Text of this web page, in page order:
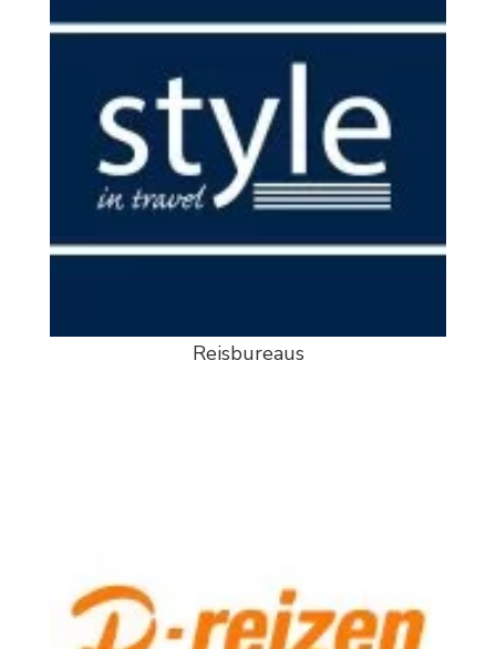
Reisbureaus